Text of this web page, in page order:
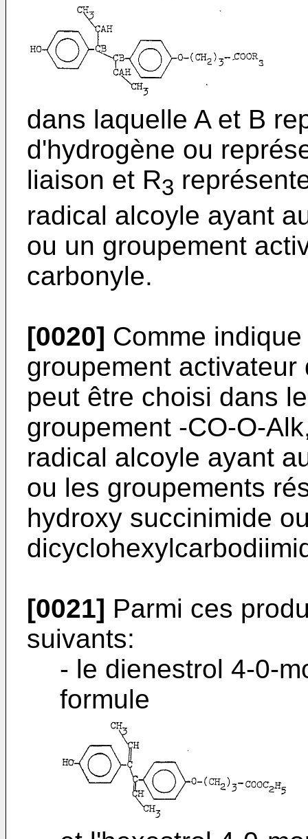
dans laquelle A et B
d'hydrogène ou
liaison et R3
radical alcoyle ayant
ou un groupement
carbonyle.
[0020] Comme
groupement
peut être choisi dans
groupement -CO-O-
radical alcoyle ayant
ou les groupements
hydroxy succinimide
[0021] Parmi ces
suivants:
- le dienestrol 4-0-
formule